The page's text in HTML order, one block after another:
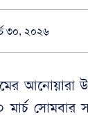
৩০, ২০২৬
আনোয়ারা
সোমবার